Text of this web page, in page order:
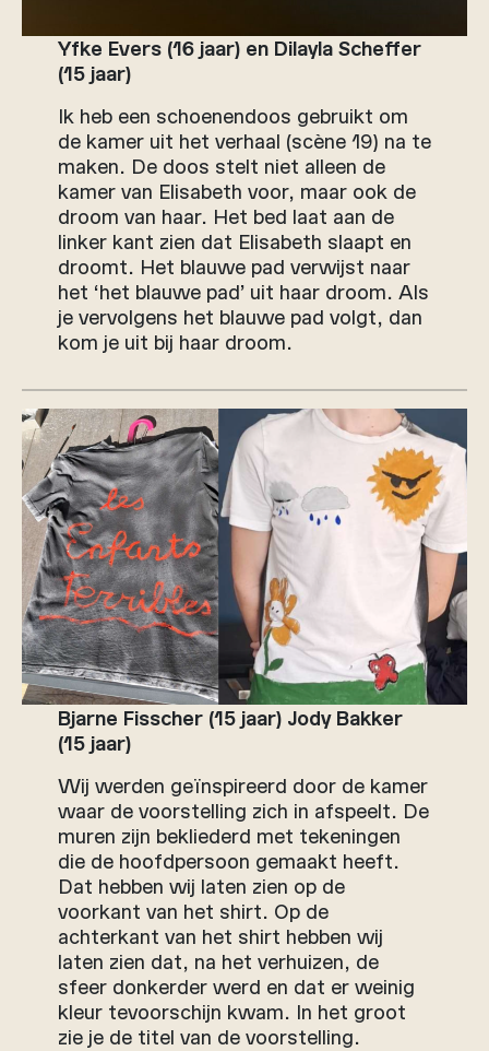
Yfke Evers (16 jaar) en Dilayla Scheffer
(15 jaar)
Ik heb een schoenendoos gebruikt om
de kamer uit het verhaal (scène 19) na te
maken. De doos stelt niet alleen de
kamer van Elisabeth voor, maar ook de
droom van haar. Het bed laat aan de
linker kant zien dat Elisabeth slaapt en
droomt. Het blauwe pad verwijst naar
het ‘het blauwe pad’ uit haar droom. Als
je vervolgens het blauwe pad volgt, dan
kom je uit bij haar droom.
Bjarne Fisscher (15 jaar) Jody Bakker
(15 jaar)
Wij werden geïnspireerd door de kamer
waar de voorstelling zich in afspeelt. De
muren zijn bekliederd met tekeningen
die de hoofdpersoon gemaakt heeft.
Dat hebben wij laten zien op de
voorkant van het shirt. Op de
achterkant van het shirt hebben wij
laten zien dat, na het verhuizen, de
sfeer donkerder werd en dat er weinig
kleur tevoorschijn kwam. In het groot
zie je de titel van de voorstelling.